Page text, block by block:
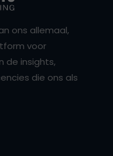
ons allemaal,
voor
de insights,
die ons als